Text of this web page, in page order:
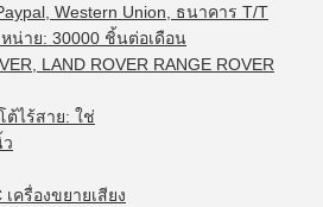
Western Union, ธนาคาร T/T
น่าย: 30000 ชิ้นต่อเดือน
LAND ROVER RANGE ROVER
ต้ไร้สาย: ใช่
เครื่องขยายเสียง